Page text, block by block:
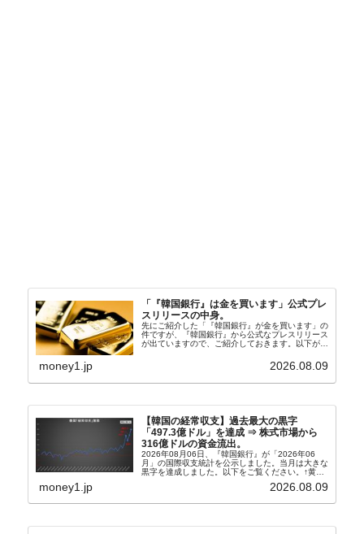
「『韓国銀行』は金を買います」公式プレ
スリリースの中身。
先にご紹介した「『韓国銀行』が金を買います」の
件ですが、『韓国銀行』から公式なプレスリリース
が出ていますので、ご紹介しておきます。以下が全
れ協力体制を構築□『韓国銀行』は、国内生産金の
money1.jp 2026.08.09
【韓国の経常収支】過去最大の黒字
「497.3億ドル」を達成 ⇒ 株式市場から
316億ドルの資金流出。
2026年08月06日、『韓国銀行』が「2026年06
月」の国際収支統計を公示しました。当月は大きな
黒字を達成しました。以下をご覧ください。↑黄色
の経常収支です。2026年06月貿易収支：4...
money1.jp 2026.08.09